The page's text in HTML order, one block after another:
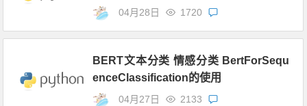
04月28日 1720
BERT文本分类 情感分类 BertForSequ
enceClassification的使用
04月27日 2133